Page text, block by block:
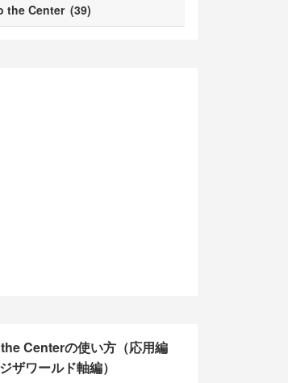
(2)
(3)
(7)
the Center (39)
Centerの使い方（応用編
ザワールド軸編）